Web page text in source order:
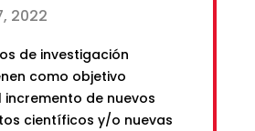
2022
de investigación
como objetivo
de nuevos
científicos y/o nuevas